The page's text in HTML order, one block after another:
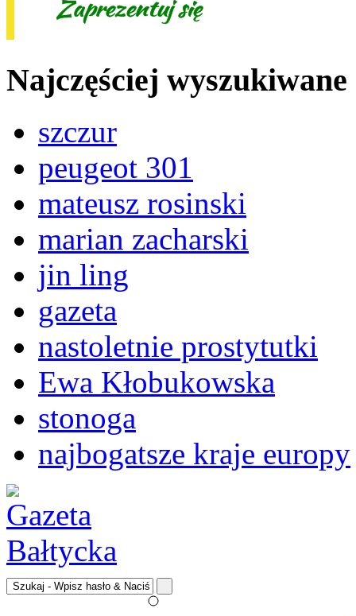
Najczęściej wyszukiwane
szczur
peugeot 301
mateusz rosinski
marian zacharski
jin ling
gazeta
nastoletnie prostytutki
Ewa Kłobukowska
stonoga
najbogatsze kraje europy